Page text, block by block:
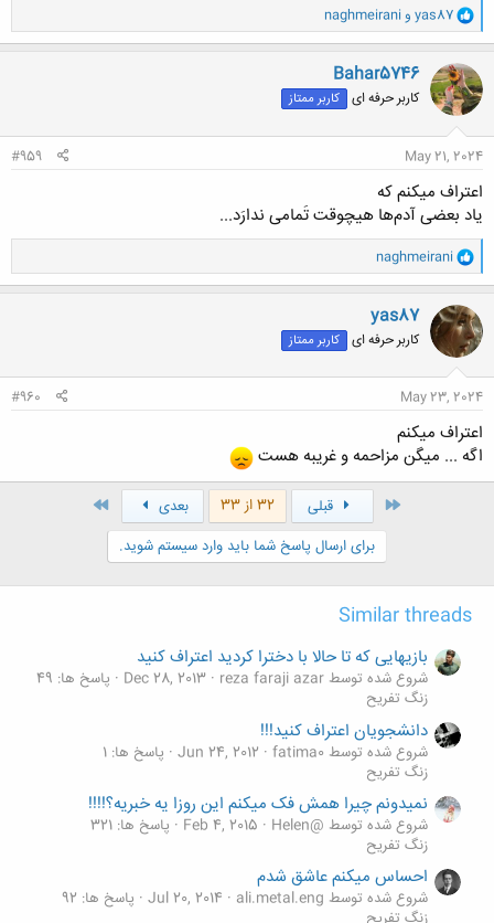
و
ا
ک
ن
ش
ه
ا
yas87 و naghmeirani
Bahar5746
کاربر حرفه ای کاربر ممتاز
May 21, 2024
#959
اعتراف میکنم که
یاد بعضی آدم‌ها هیچوقت تَمامی ندارَد...
و
ا
ک
ن
ش
ه
ا
naghmeirani
yas87
کاربر حرفه ای کاربر ممتاز
May 23, 2024
#960
اعتراف میکنم
اگه ... میگن مزاحمه و غریبه هست
اول قبلی 32 از 33 بعدی
برای ارسال پاسخ شما باید وارد سیستم شوید.
Similar threads
بازیهایی که تا حالا با دخترا کردید اعتراف کنید
شروع شده توسط reza faraji azar Dec 28, 2013
پاسخ ها: 49
زنگ تفريح
دانشجويان اعتراف كنيد!!!
شروع شده توسط fatima0 Jun 24, 2012 پاسخ ها: 1
زنگ تفريح
نمیدونم چیرا همش فک میکنم این روزا یه خبریه؟!!!!
شروع شده توسط @Helen Feb 4, 2015
پاسخ ها: 321
زنگ تفريح
احساس میکنم عاشق شدم
شروع شده توسط ali.metal.eng Jul 20, 2014 پاسخ ها: 92